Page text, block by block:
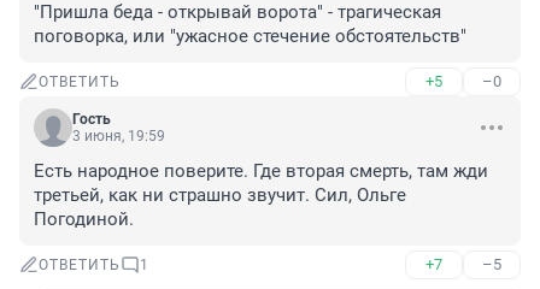
"Пришла беда - открывай ворота" - трагическая
поговорка, или "ужасное стечение обстоятельств"
ОТВЕТИТЬ +5 –0
Гость
3 июня, 19:59
Есть народное поверите. Где вторая смерть, там жди
третьей, как ни страшно звучит. Сил, Ольге
Погодиной.
ОТВЕТИТЬ 1 +7 –5